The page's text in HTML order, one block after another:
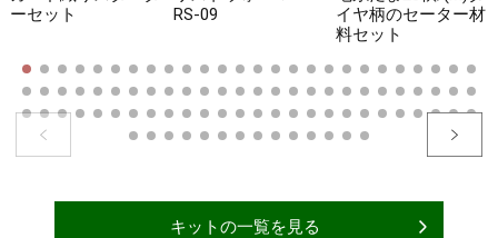
ーセット
RS-09
イヤ柄のセーター材
料セット
キットの一覧を見る